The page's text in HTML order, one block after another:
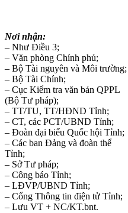
Nơi nhận:
– Như Điều 3;
– Văn phòng Chính phủ;
– Bộ Tài nguyên và Môi trường;
– Bộ Tài Chính;
– Cục Kiểm tra văn bản QPPL
(Bộ Tư pháp);
– TT/TU, TT/HĐND Tỉnh;
– CT, các PCT/UBND Tỉnh;
– Đoàn đại biểu Quốc hội Tỉnh;
– Các ban Đảng và đoàn thể
Tỉnh;
– Sở Tư pháp;
– Công báo Tỉnh;
– LĐVP/UBND Tỉnh;
– Cổng Thông tin điện tử Tỉnh;
– Lưu VT + NC/KT.bnt.